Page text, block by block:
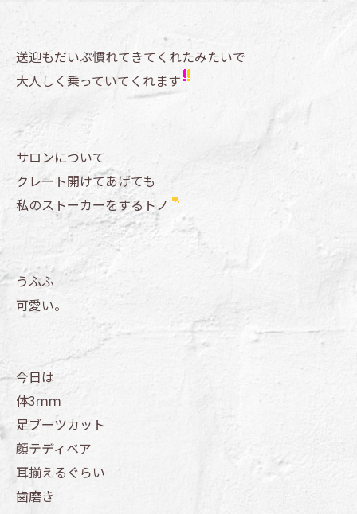
送迎もだいぶ慣れてきてくれたみたいで
大人しく乗っていてくれます
サロンについて
クレート開けてあげても
私のストーカーをするトノ
うふふ
可愛い。
今日は
体3ｍｍ
足ブーツカット
顔テディベア
耳揃えるぐらい
歯磨き